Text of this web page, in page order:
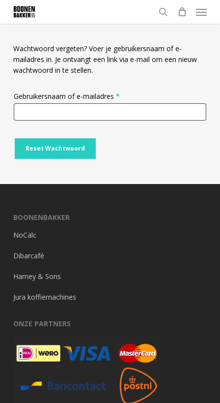
main
search
Menu
Wachtwoord vergeten? Voer je gebruikersnaam of e-
mailadres in. Je ontvangt een link via e-mail om een nieuw
wachtwoord in te stellen.
Gebruikersnaam of e-mailadres *Vereist
Reset Wachtwoord
BOONENBAKKER
NoCalc
Dibarcafé
Harney & Sons
Jura koffiemachines
ONZE PARTNERS